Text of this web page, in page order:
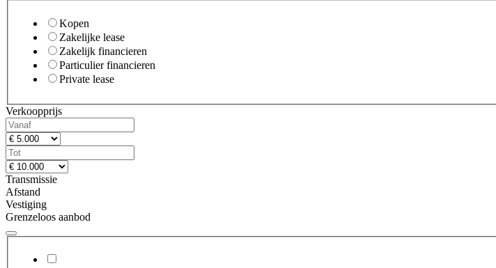
Kopen
Zakelijke lease
Zakelijk financieren
Particulier financieren
Private lease
Verkoopprijs
Transmissie
Afstand
Vestiging
Grenzeloos aanbod